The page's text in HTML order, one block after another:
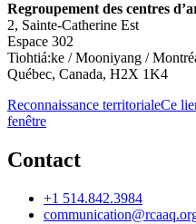
Regroupement des centres
2, Sainte-Catherine Est
Espace 302
Tiohtiá:ke / Mooniyang /
Québec, Canada, H2X 1K4
Reconnaissance territorialeCe
fenêtre
Contact
+1 514.842.3984